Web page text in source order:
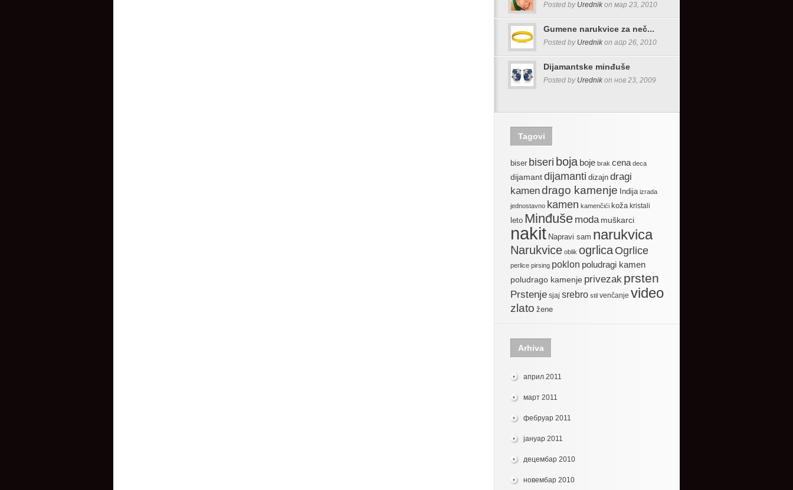
Posted by Urednik on мар 23, 2010
Gumene narukvice za neč...
Posted by Urednik on апр 26, 2010
Dijamantske minđuše
Posted by Urednik on нов 23, 2009
Tagovi
biser biseri boja boje brak cena deca
dijamantdijamanti dizajn dragi
kamendrago kamenje Indija izrada
jednostavno kamen kamenčići koža kristali
leto Minđuše moda muškarci
nakit Napravi sam narukvica
Narukvice oblik ogrlicaOgrlice
perlice pirsing poklon poludragi kamen
poludrago kamenje privezak prsten
Prstenje sjaj srebro stil venčanje video
zlato žene
Arhiva
април 2011
март 2011
фебруар 2011
јануар 2011
децембар 2010
новембар 2010